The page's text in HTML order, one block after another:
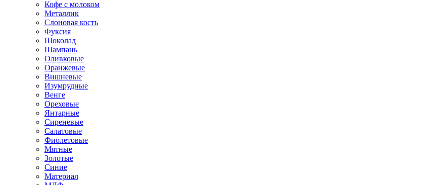
Кофе с молоком
Металлик
Слоновая кость
Фуксия
Шоколад
Шампань
Оливковые
Оранжевые
Вишневые
Изумрудные
Венге
Ореховые
Янтарные
Сиреневые
Салатовые
Фиолетовые
Мятные
Золотые
Синие
Материал